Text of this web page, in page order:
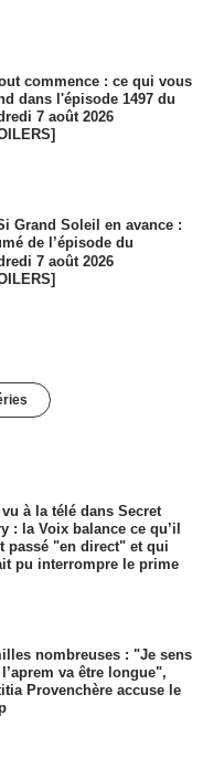
commence : ce qui vous
dans l'épisode 1497 du
7 août 2026
Grand Soleil en avance :
de l’épisode du
7 août 2026
vu à la télé dans Secret
: la Voix balance ce qu’il
passé "en direct" et qui
pu interrompre le prime
nombreuses : "Je sens
va être longue",
Provenchère accuse le